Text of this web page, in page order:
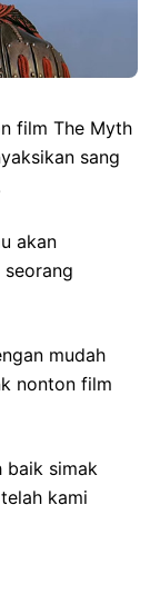
film The Myth
sang
akan
mudah
nonton film
baik simak
kami